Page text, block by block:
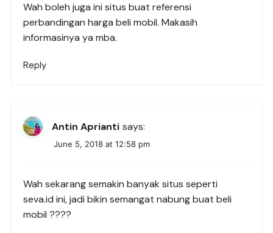
Wah boleh juga ini situs buat referensi
perbandingan harga beli mobil. Makasih
informasinya ya mba.
Reply
Antin Aprianti says:
June 5, 2018 at 12:58 pm
Wah sekarang semakin banyak situs seperti
seva.id ini, jadi bikin semangat nabung buat beli
mobil ????